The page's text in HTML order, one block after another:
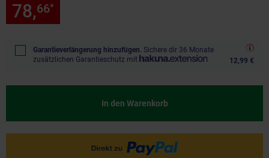
78,66*
Garantieverlängerung hinzufügen. Sichere dir 36 Monate
zusätzlichen Garantieschutz mit
12,99 €
In den Warenkorb